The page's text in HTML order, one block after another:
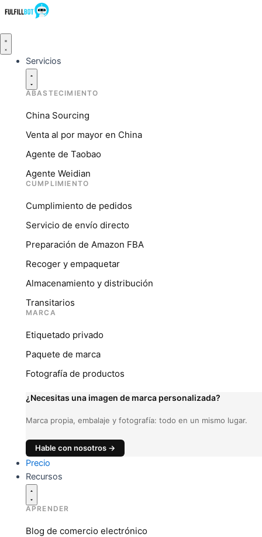
contenido
Servicios
ABASTECIMIENTO
China Sourcing
Venta al por mayor en China
Agente de Taobao
Agente Weidian
CUMPLIMIENTO
Cumplimiento de pedidos
Servicio de envío directo
Preparación de Amazon FBA
Recoger y empaquetar
Almacenamiento y distribución
Transitarios
MARCA
Etiquetado privado
Paquete de marca
Fotografía de productos
¿Necesitas una imagen de marca personalizada?
Marca propia, embalaje y fotografía: todo en un mismo lugar.
Hable con nosotros →
Precio
Recursos
APRENDER
Blog de comercio electrónico